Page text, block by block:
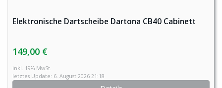
Elektronische Dartscheibe Dartona CB40 Cabinett
149,00 €
inkl. 19% MwSt.
letztes Update: 6. August 2026 21:18